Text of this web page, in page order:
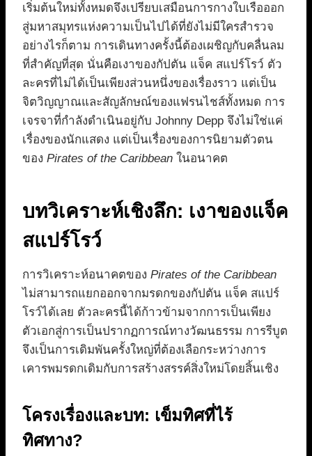
เริ่มต้นใหม่ทั้งหมดจึงเปรียบเสมือนการกางใบเรือออก
สู่มหาสมุทรแห่งความเป็นไปได้ที่ยังไม่มีใครสำรวจ
อย่างไรก็ตาม การเดินทางครั้งนี้ต้องเผชิญกับคลื่นลม
ที่สำคัญที่สุด นั่นคือเงาของกัปตัน แจ็ค สแปร์โรว์ ตัว
ละครที่ไม่ได้เป็นเพียงส่วนหนึ่งของเรื่องราว แต่เป็น
จิตวิญญาณและสัญลักษณ์ของแฟรนไชส์ทั้งหมด การ
เจรจาที่กำลังดำเนินอยู่กับ Johnny Depp จึงไม่ใช่แค่
เรื่องของนักแสดง แต่เป็นเรื่องของการนิยามตัวตน
ของ Pirates of the Caribbean ในอนาคต
บทวิเคราะห์เชิงลึก: เงาของแจ็ค
สแปร์โรว์
การวิเคราะห์อนาคตของ Pirates of the Caribbean
ไม่สามารถแยกออกจากมรดกของกัปตัน แจ็ค สแปร์
โรว์ได้เลย ตัวละครนี้ได้ก้าวข้ามจากการเป็นเพียง
ตัวเอกสู่การเป็นปรากฏการณ์ทางวัฒนธรรม การรีบูต
จึงเป็นการเดิมพันครั้งใหญ่ที่ต้องเลือกระหว่างการ
เคารพมรดกเดิมกับการสร้างสรรค์สิ่งใหม่โดยสิ้นเชิง
โครงเรื่องและบท: เข็มทิศที่ไร้
ทิศทาง?